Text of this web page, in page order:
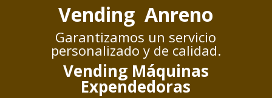
Vending Anreno
Garantizamos un servicio
personalizado y de calidad.
Vending Máquinas
Expendedoras